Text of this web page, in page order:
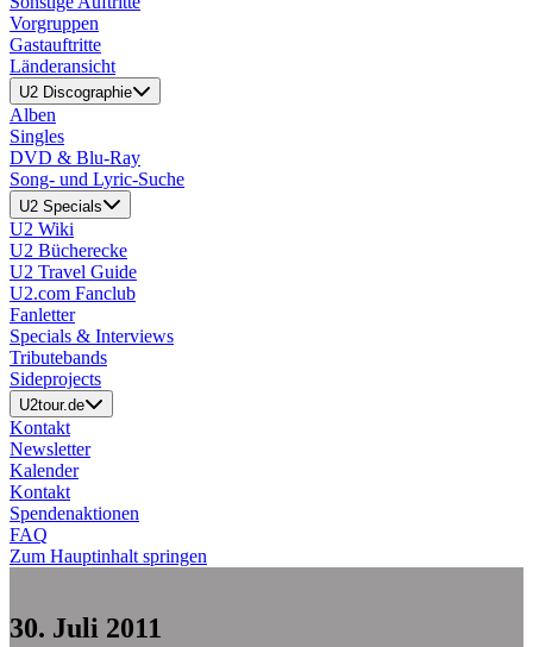
Vorgruppen
Gastauftritte
Länderansicht
U2 Discographie
Alben
Singles
DVD & Blu-Ray
Song- und Lyric-Suche
U2 Specials
U2 Wiki
U2 Bücherecke
U2 Travel Guide
U2.com Fanclub
Fanletter
Specials & Interviews
Tributebands
Sideprojects
U2tour.de
Kontakt
Newsletter
Kalender
Kontakt
Spendenaktionen
FAQ
Zum Hauptinhalt springen
30. Juli 2011